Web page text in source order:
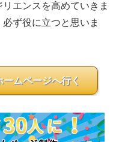
エンスを高めていきま
ず役に立つと思いま
ームページへ行く